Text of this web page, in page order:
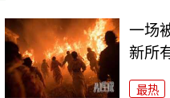
一场
新所
最热